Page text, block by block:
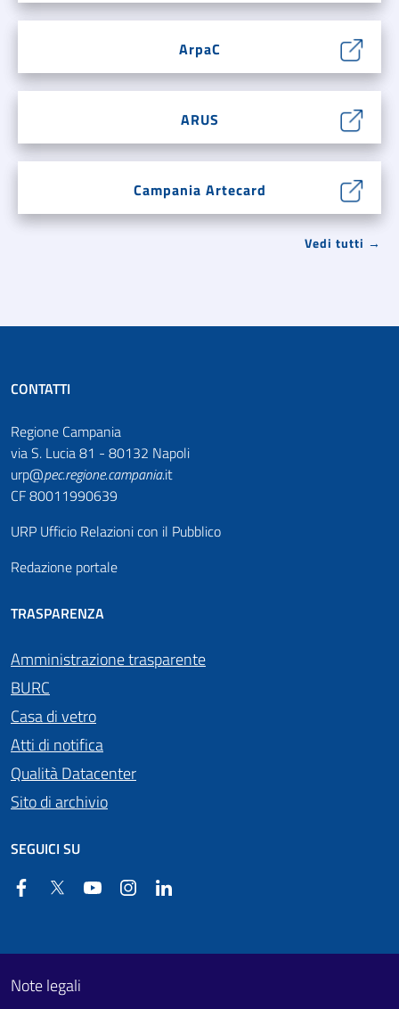
ArpaC
ARUS
Campania Artecard
Vedi tutti →
CONTATTI
Regione Campania
via S. Lucia 81 - 80132 Napoli
urp@pec.regione.campania.it
CF 80011990639
URP Ufficio Relazioni con il Pubblico
Redazione portale
TRASPARENZA
Amministrazione trasparente
BURC
Casa di vetro
Atti di notifica
Qualità Datacenter
Sito di archivio
SEGUICI SU
FacebookTwitter YouTube Instagram
Footer First
Useful links section
Note legali